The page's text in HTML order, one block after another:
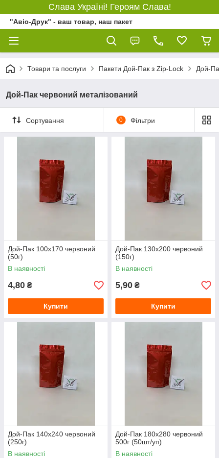
Слава Україні! Героям Слава!
"Авіо-Друк" - ваш товар, наш пакет
Товари та послуги Пакети Дой-Пак з Zip-Lock Дой-
Дой-Пак червоний металізований
Сортування 0 Фільтри
Дой-Пак 100х170 червоний
(50г)
В наявності
4,80 ₴
Купити
Дой-Пак 130x200 червоний
(150г)
В наявності
5,90 ₴
Купити
Дой-Пак 140х240 червоний
(250г)
В наявності
Дой-Пак 180х280 червоний
500г (50шт/уп)
В наявності